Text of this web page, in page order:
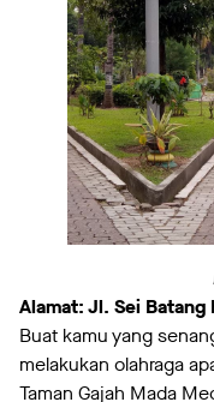
Alamat: Jl. Sei
Buat kamu yang
melakukan olahraga
Taman Gajah Mada